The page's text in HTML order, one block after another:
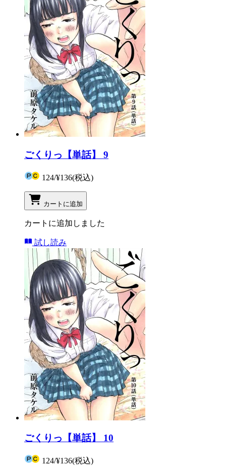
ごくりっ【単話】 9
124/¥136(税込)
カートに追加
カートに追加しました
試し読み
ごくりっ【単話】 10
124/¥136(税込)